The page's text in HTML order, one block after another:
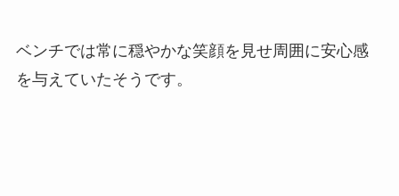
ベンチでは常に穏やかな笑顔を見せ周囲に安心感
を与えていたそうです。